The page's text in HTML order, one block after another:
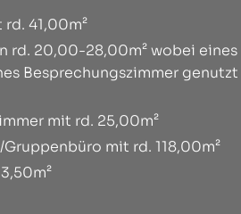
41,00m²
rd. 20,00-28,00m² wobei eines
Besprechungszimmer genutzt
mit rd. 25,00m²
mit rd. 118,00m²